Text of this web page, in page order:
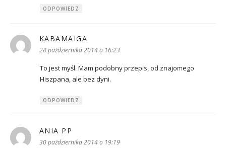
ODPOWIEDZ
KABAMAIGA
28 października 2014 o 16:23
To jest myśl. Mam podobny przepis, od znajomego
Hiszpana, ale bez dyni.
ODPOWIEDZ
ANIA PP
30 października 2014 o 19:19